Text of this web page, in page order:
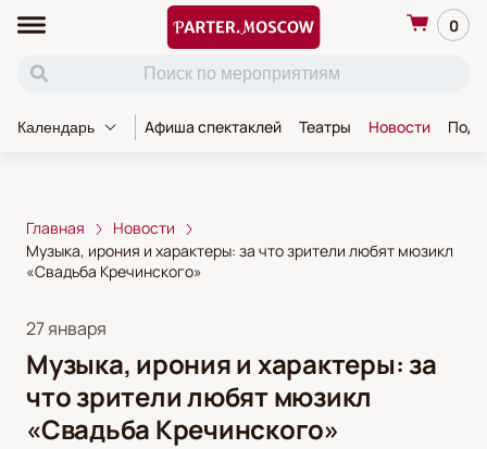
0
Календарь Афиша спектаклей Театры Новости
Главная
Новости
Музыка, ирония и характеры: за что зрители любят мюзикл
«Свадьба Кречинского»
27 января
Музыка, ирония и характеры: за
что зрители любят мюзикл
«Свадьба Кречинского»